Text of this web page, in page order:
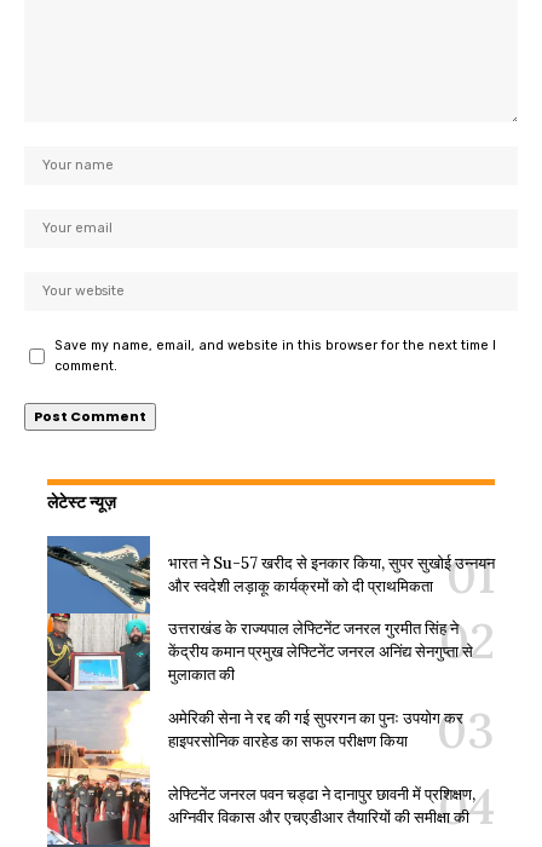
Save my name, email, and website in this browser for the next time I
comment.
लेटेस्ट न्यूज़
भारत ने Su-57 खरीद से इनकार किया, सुपर सुखोई उन्नयन
और स्वदेशी लड़ाकू कार्यक्रमों को दी प्राथमिकता
उत्तराखंड के राज्यपाल लेफ्टिनेंट जनरल गुरमीत सिंह ने
केंद्रीय कमान प्रमुख लेफ्टिनेंट जनरल अनिंद्य सेनगुप्ता से
मुलाकात की
अमेरिकी सेना ने रद्द की गई सुपरगन का पुनः उपयोग कर
हाइपरसोनिक वारहेड का सफल परीक्षण किया
लेफ्टिनेंट जनरल पवन चड्ढा ने दानापुर छावनी में प्रशिक्षण,
अग्निवीर विकास और एचएडीआर तैयारियों की समीक्षा की